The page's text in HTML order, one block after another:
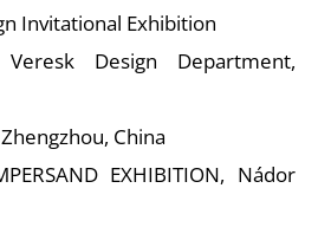
Invitational Exhibition
Veresk Design Department,
China
EXHIBITION, Nádor